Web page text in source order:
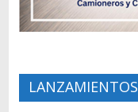
LANZAMIENTOS